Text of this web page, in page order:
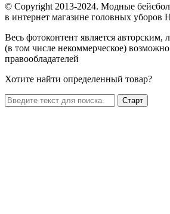
© Copyright 2013-2024. Модные
в интернет магазине головных уборов
Весь фотоконтент является авторским,
(в том числе некоммерческое)
правообладателей
Хотите найти определенный товар?
Старт